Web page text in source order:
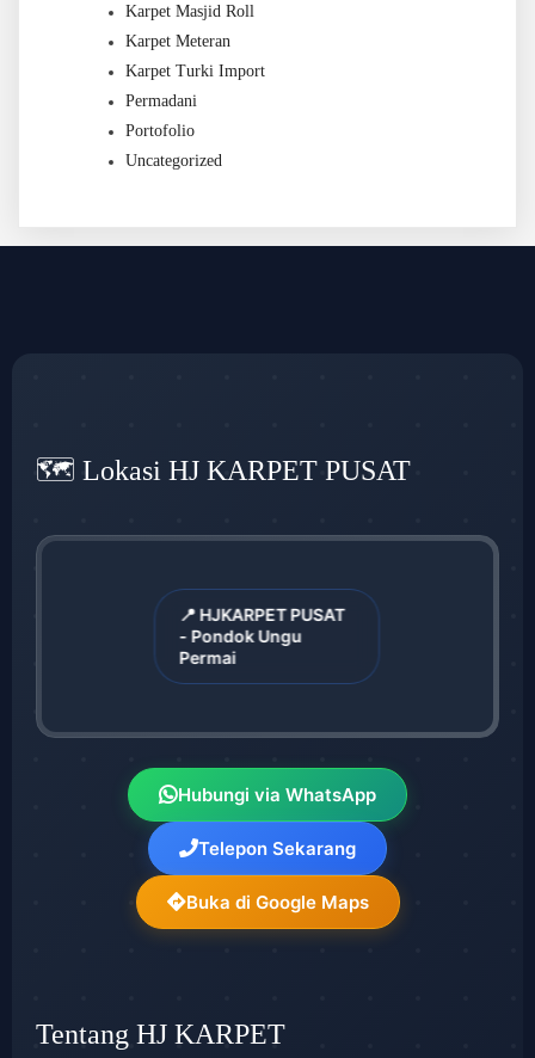
Karpet Masjid Roll
Karpet Meteran
Karpet Turki Import
Permadani
Portofolio
Uncategorized
🗺️ Lokasi HJ KARPET PUSAT
📍 HJKARPET PUSAT
- Pondok Ungu
Permai
Hubungi via WhatsApp
Telepon Sekarang
Buka di Google Maps
Tentang HJ KARPET